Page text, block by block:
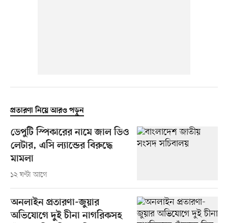
প্রতারণা নিয়ে আরও পড়ুন
ডেপুটি স্পিকারের নামে জাল ডিও
লেটার, এসি ল্যান্ডের বিরুদ্ধে
মামলা
১২ ঘণ্টা আগে
অনলাইন প্রতারণা-জুয়ার
অভিযোগে দুই চীনা নাগরিকসহ